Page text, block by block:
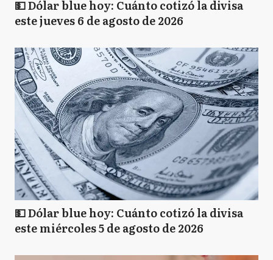
💵 Dólar blue hoy: Cuánto cotizó la divisa
este jueves 6 de agosto de 2026
💵 Dólar blue hoy: Cuánto cotizó la divisa
este miércoles 5 de agosto de 2026